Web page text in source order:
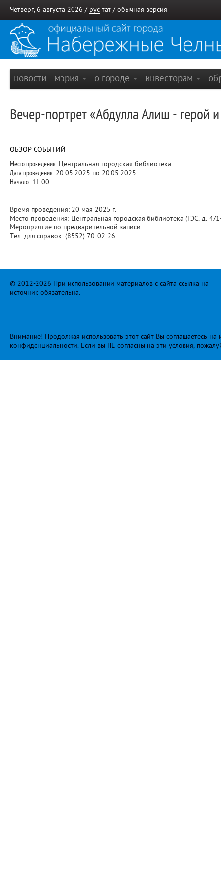
Четверг, 6 августа 2026 / рус тат / обычная версия
новости мэрия о городе инвесторам
Вечер-портрет «Абдулла Алиш - герой
ОБЗОР СОБЫТИЙ
Место проведения: Центральная городская библиотека
Дата проведения: 20.05.2025 по 20.05.2025
Начало: 11:00
Время проведения: 20 мая 2025 г.
Место проведения: Центральная городская библиотека (ГЭС, д. 4/
Мероприятие по предварительной записи.
Тел. для справок: (8552) 70-02-26.
© 2012-2026 При использовании материалов с сайта ссылка на
источник обязательна.
Внимание! Продолжая использовать этот сайт Вы соглашаетесь
конфиденциальности. Если вы НЕ согласны на эти условия,